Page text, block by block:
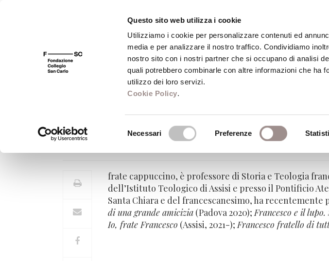
Questo sito web utilizza i cookie
Utilizziamo i cookie per personalizzare contenuti ed
media e per analizzare il nostro traffico. Condividiamo
nostro sito con i nostri partner che si occupano di analisi
quali potrebbero combinarle con altre informazioni che ha
utilizzo dei loro servizi.
Cookie Policy.
Necessari Preferenze
FSC 400 Fondazione Biblioteca Centro Culturale
Pietro Maranesi
Professore di Storia e Teologia francescana e
frate cappuccino, è professore di Storia e Teologia
dell’Istituto Teologico di Assisi e presso il Pontificio
Santa Chiara e del francescanesimo, ha recentemente
di una grande amicizia (Padova 2020);Francesco e il
Io, frate Francesco (Assisi, 2021-);Francesco fratello di